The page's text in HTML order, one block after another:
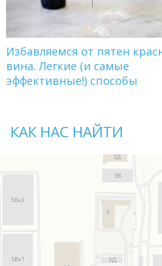
Избавляемся от пятен
вина. Легкие (и самые
эффективные!) способы
КАК НАС НАЙТИ